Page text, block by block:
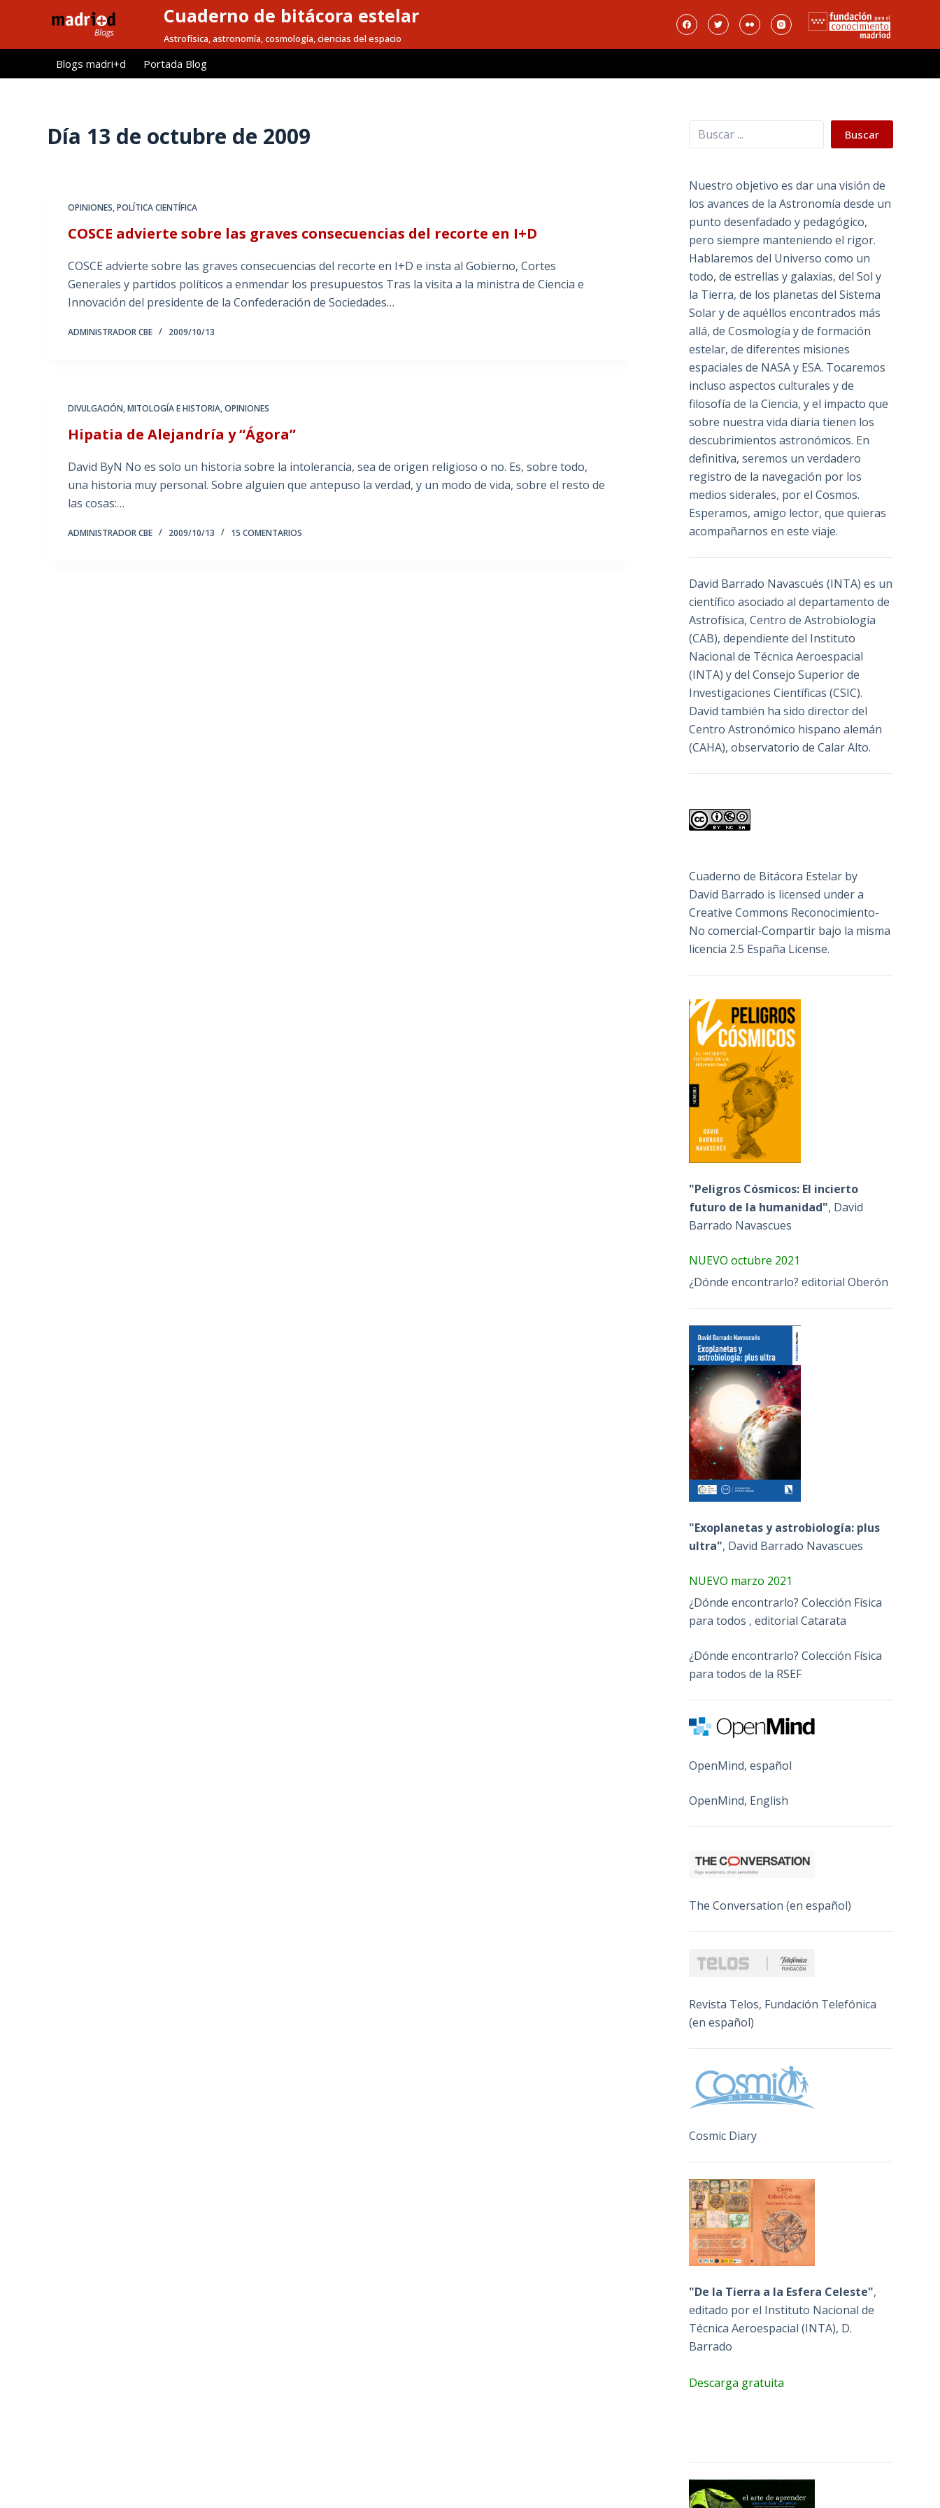
l
Cuaderno de bitácora estelar
Astrofísica, astronomía, cosmología, ciencias del espacio
Blogs madri+d Portada Blog
Día 13 de octubre de 2009
OPINIONES,POLÍTICA CIENTÍFICA
COSCE advierte sobre las graves consecuencias del recorte en I+D
COSCE advierte sobre las graves consecuencias del recorte en I+D e insta al Gobierno, Cortes
Generales y partidos políticos a enmendar los presupuestos Tras la visita a la ministra de Ciencia e
Innovación del presidente de la Confederación de Sociedades…
ADMINISTRADOR CBE 2009/10/13
DIVULGACIÓN,MITOLOGÍA E HISTORIA,OPINIONES
Hipatia de Alejandría y “Ágora”
David ByN No es solo un historia sobre la intolerancia, sea de origen religioso o no. Es, sobre todo,
una historia muy personal. Sobre alguien que antepuso la verdad, y un modo de vida, sobre el resto de
las cosas:…
ADMINISTRADOR CBE 2009/10/13 15 COMENTARIOS
Buscar Buscar
Nuestro objetivo es dar una visión de
los avances de la Astronomía desde un
punto desenfadado y pedagógico,
pero siempre manteniendo el rigor.
Hablaremos del Universo como un
todo, de estrellas y galaxias, del Sol y
la Tierra, de los planetas del Sistema
Solar y de aquéllos encontrados más
allá, de Cosmología y de formación
estelar, de diferentes misiones
espaciales de NASA y ESA. Tocaremos
incluso aspectos culturales y de
filosofía de la Ciencia, y el impacto que
sobre nuestra vida diaria tienen los
descubrimientos astronómicos. En
definitiva, seremos un verdadero
registro de la navegación por los
medios siderales, por el Cosmos.
Esperamos, amigo lector, que quieras
acompañarnos en este viaje.
David Barrado Navascués (INTA) es un
científico asociado al departamento de
Astrofísica, Centro de Astrobiología
(CAB), dependiente del Instituto
Nacional de Técnica Aeroespacial
(INTA) y del Consejo Superior de
Investigaciones Científicas (CSIC).
David también ha sido director del
Centro Astronómico hispano alemán
(CAHA), observatorio de Calar Alto.
Cuaderno de Bitácora Estelar by
David Barrado is licensed under a
Creative Commons Reconocimiento-
No comercial-Compartir bajo la misma
licencia 2.5 España License.
"Peligros Cósmicos: El incierto
futuro de la humanidad", David
Barrado Navascues
NUEVO octubre 2021
¿Dónde encontrarlo? editorial Oberón
"Exoplanetas y astrobiología: plus
ultra", David Barrado Navascues
NUEVO marzo 2021
¿Dónde encontrarlo? Colección Física
para todos , editorial Catarata
¿Dónde encontrarlo? Colección Física
para todos de la RSEF
OpenMind, español
OpenMind, English
The Conversation (en español)
Revista Telos, Fundación Telefónica
(en español)
Cosmic Diary
"De la Tierra a la Esfera Celeste",
editado por el Instituto Nacional de
Técnica Aeroespacial (INTA), D.
Barrado
Descarga gratuita